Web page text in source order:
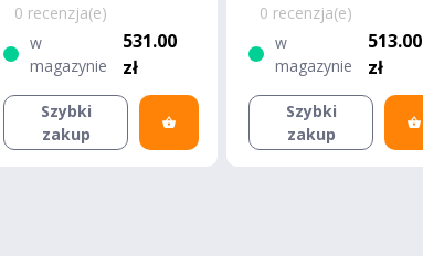
Sport sedan 2013-,
Lancer 10 Sport
hatchback 2008-
0 recenzja(e)
w
magazynie
531.00
zł
Szybki
zakup
amerykańskim -
Mitsubishi Lancer 10
2007-2013
0 recenzja(e)
w
magazynie
513.00
zł
Szybki
zakup